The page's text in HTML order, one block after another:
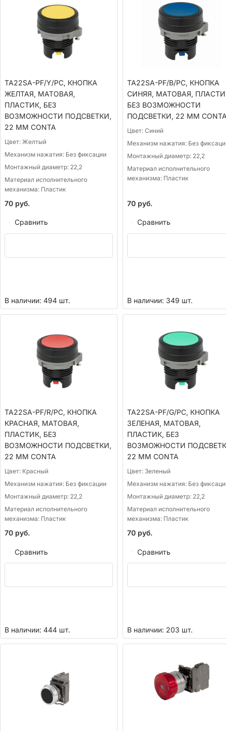
TA22SA-PF/Y/PC, КНОПКА
ЖЕЛТАЯ, МАТОВАЯ,
ПЛАСТИК, БЕЗ
ВОЗМОЖНОСТИ ПОДСВЕТКИ,
22 ММ CONTA
Цвет: Желтый
Механизм нажатия: Без фиксации
Монтажный диаметр: 22,2
Материал исполнительного
механизма: Пластик
70 руб.
Сравнить
В наличии: 494 шт.
TA22SA-PF/B/PC, КНОПКА
СИНЯЯ, МАТОВАЯ,
БЕЗ ВОЗМОЖНОСТИ
ПОДСВЕТКИ, 22 ММ
Цвет: Синий
Механизм нажатия: Без
Монтажный диаметр: 22,2
Материал исполнительного
механизма: Пластик
70руб.
Сравнить
В наличии: 349 шт.
TA22SA-PF/R/PC, КНОПКА
КРАСНАЯ, МАТОВАЯ,
ПЛАСТИК, БЕЗ
ВОЗМОЖНОСТИ ПОДСВЕТКИ,
22 ММ CONTA
Цвет: Красный
Механизм нажатия: Без фиксации
Монтажный диаметр: 22,2
Материал исполнительного
механизма: Пластик
70 руб.
Сравнить
В наличии: 444 шт.
TA22SA-PF/G/PC, КНОПКА
ЗЕЛЕНАЯ, МАТОВАЯ,
ПЛАСТИК, БЕЗ
ВОЗМОЖНОСТИ
22 ММ CONTA
Цвет: Зеленый
Механизм нажатия: Без
Монтажный диаметр: 22,2
Материал исполнительного
механизма: Пластик
70руб.
Сравнить
В наличии: 203 шт.